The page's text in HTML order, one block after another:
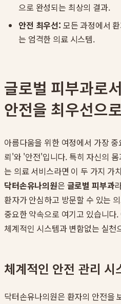
으로 완성되는 최상의 결과.
안전 최우선: 모든 과정에서
는 엄격한 의료 시스템.
글로벌 피부과로
안전을 최우선으
아름다움을 위한 여정에서 가장
뢰'와 '안전'입니다. 특히 자신의
는 의료 서비스라면 이 두 가지 가
닥터손유나의원은 글로벌 피부과
환자가 안심하고 방문할 수 있는
중요한 약속으로 여기고 있습니다
체계적인 시스템과 변함없는 실
체계적인 안전 관리 시
닥터손유나의원은 환자의 안전을